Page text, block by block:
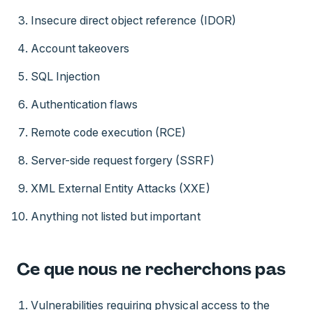
Insecure direct object reference (IDOR)
Account takeovers
SQL Injection
Authentication flaws
Remote code execution (RCE)
Server-side request forgery (SSRF)
XML External Entity Attacks (XXE)
Anything not listed but important
Ce que nous ne recherchons pas
Vulnerabilities requiring physical access to the